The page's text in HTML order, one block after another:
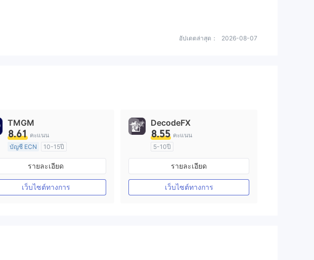
อัปเดตล่าสุด： 2026-08-07
TMGM
8.61 คะแนน
บัญชี ECN
10-15ปี
การกำกับดูแล ออสเตรเลีย
ใบอนุญาต MT4 แบบเต็ม
รายละเอียด
เว็บไซต์ทางการ
DecodeFX
8.55 คะแนน
5-10ปี
การกำกับดูแล ออสเตรเลีย
ใบอนุญาต MT4 แบบเต็ม
รายละเอียด
เว็บไซต์ทางการ